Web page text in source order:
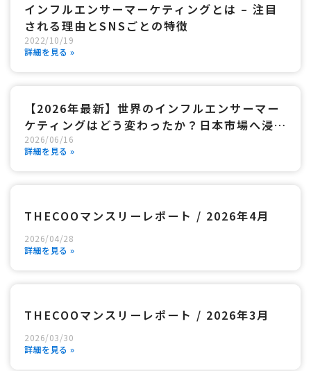
インフルエンサーマーケティングとは – 注目
される理由とSNSごとの特徴
2022/10/19
詳細を見る »
【2026年最新】世界のインフルエンサーマー
ケティングはどう変わったか？日本市場へ浸透
する「3つの最先端手法」と成功のロードマッ
プ
2026/06/16
詳細を見る »
THECOOマンスリーレポート / 2026年4月
2026/04/28
詳細を見る »
THECOOマンスリーレポート / 2026年3月
2026/03/30
詳細を見る »